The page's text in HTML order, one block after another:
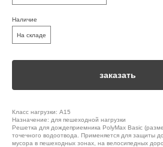
Наличие
На складе
заказать
Класс нагрузки: A15
Назначение: для пешеходной нагрузки
Решетка для дождеприемника PolyMax Basic
точечного водоотвода. Применяется для защиты
мусора в пешеходных зонах, на велосипедных